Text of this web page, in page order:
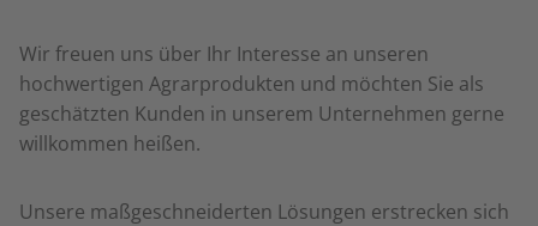
Wir freuen uns über Ihr Interesse an unseren
hochwertigen Agrarprodukten und möchten Sie als
geschätzten Kunden in unserem Unternehmen gerne
willkommen heißen.
Unsere maßgeschneiderten Lösungen erstrecken sich